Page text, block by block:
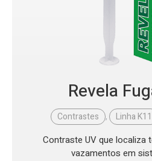
Revela
Contrastes , Linha K11
Contraste UV que localiza
vazamentos em